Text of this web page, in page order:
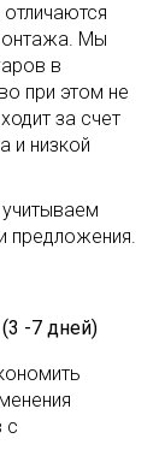
Мы
в
при этом не
за счет
и низкой
предложения.
-7 дней)
с